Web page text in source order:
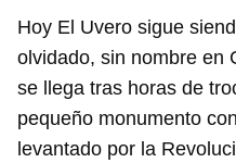
INICIAR
Hoy El Uvero sigue
olvidado, sin nombre en
se llega tras horas de
pequeño monumento
levantado por la